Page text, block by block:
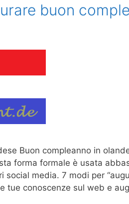
buon
Buon compleanno in
forma formale è usata
social media. 7 modi per
tue conoscenze sul web e